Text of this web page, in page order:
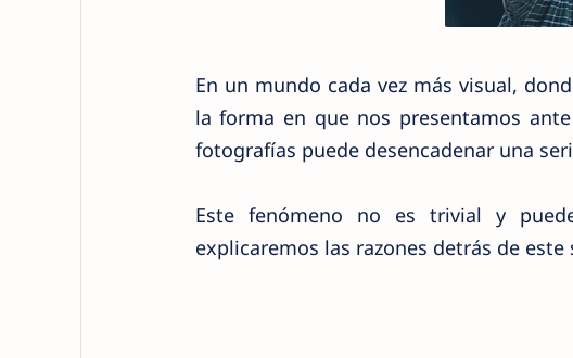
En un mundo cada vez más visual,
la forma en que nos presentamos
fotografías puede desencadenar una
Este fenómeno no es trivial y
explicaremos las razones detrás de